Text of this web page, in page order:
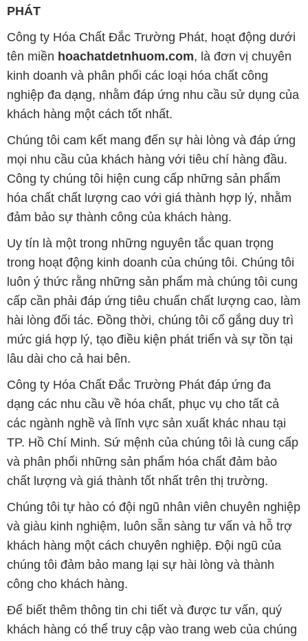
PHÁT
Công ty Hóa Chất Đắc Trường Phát, hoạt động dưới
tên miền hoachatdetnhuom.com, là đơn vị chuyên
kinh doanh và phân phối các loại hóa chất công
nghiệp đa dạng, nhằm đáp ứng nhu cầu sử dụng của
khách hàng một cách tốt nhất.
Chúng tôi cam kết mang đến sự hài lòng và đáp ứng
mọi nhu cầu của khách hàng với tiêu chí hàng đầu.
Công ty chúng tôi hiện cung cấp những sản phẩm
hóa chất chất lượng cao với giá thành hợp lý, nhằm
đảm bảo sự thành công của khách hàng.
Uy tín là một trong những nguyên tắc quan trọng
trong hoạt động kinh doanh của chúng tôi. Chúng tôi
luôn ý thức rằng những sản phẩm mà chúng tôi cung
cấp cần phải đáp ứng tiêu chuẩn chất lượng cao, làm
hài lòng đối tác. Đồng thời, chúng tôi cố gắng duy trì
mức giá hợp lý, tạo điều kiện phát triển và sự tồn tại
lâu dài cho cả hai bên.
Công ty Hóa Chất Đắc Trường Phát đáp ứng đa
dạng các nhu cầu về hóa chất, phục vụ cho tất cả
các ngành nghề và lĩnh vực sản xuất khác nhau tại
TP. Hồ Chí Minh. Sứ mệnh của chúng tôi là cung cấp
và phân phối những sản phẩm hóa chất đảm bảo
chất lượng và giá thành tốt nhất trên thị trường.
Chúng tôi tự hào có đội ngũ nhân viên chuyên nghiệp
và giàu kinh nghiệm, luôn sẵn sàng tư vấn và hỗ trợ
khách hàng một cách chuyên nghiệp. Đội ngũ của
chúng tôi đảm bảo mang lại sự hài lòng và thành
công cho khách hàng.
Để biết thêm thông tin chi tiết và được tư vấn, quý
khách hàng có thể truy cập vào trang web của chúng